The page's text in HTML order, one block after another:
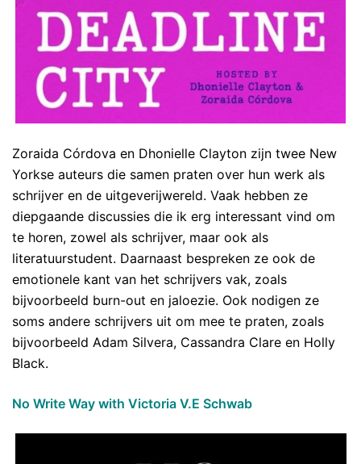
Zoraida Córdova en Dhonielle Clayton zijn twee New
Yorkse auteurs die samen praten over hun werk als
schrijver en de uitgeverijwereld. Vaak hebben ze
diepgaande discussies die ik erg interessant vind om
te horen, zowel als schrijver, maar ook als
literatuurstudent. Daarnaast bespreken ze ook de
emotionele kant van het schrijvers vak, zoals
bijvoorbeeld burn-out en jaloezie. Ook nodigen ze
soms andere schrijvers uit om mee te praten, zoals
bijvoorbeeld Adam Silvera, Cassandra Clare en Holly
Black.
No Write Way with Victoria V.E Schwab